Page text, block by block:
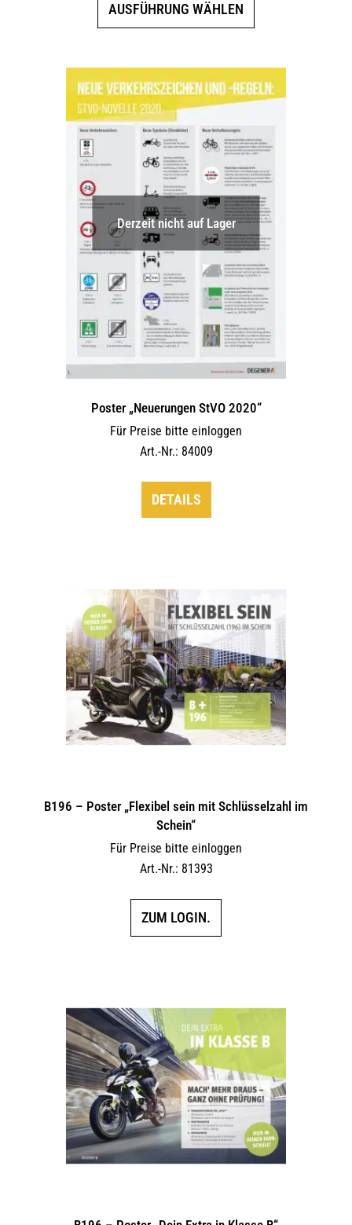
AUSFÜHRUNG WÄHLEN
Varianten
auf.
Optionen
können
auf
der
Produktseite
gewählt
werden
Derzeit nicht auf Lager
Poster „Neuerungen StVO 2020“
Für Preise bitte einloggen
Art.-Nr.: 84009
DETAILS
B196 – Poster „Flexibel sein mit Schlüsselzahl im
Schein“
Für Preise bitte einloggen
Art.-Nr.: 81393
ZUM LOGIN.